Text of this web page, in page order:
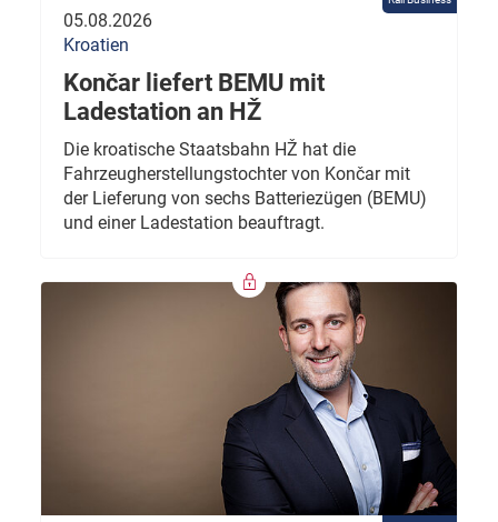
05.08.2026
Kroatien
Končar liefert BEMU mit
Ladestation an HŽ
Die kroatische Staatsbahn HŽ hat die
Fahrzeugherstellungstochter von Končar mit
der Lieferung von sechs Batteriezügen (BEMU)
und einer Ladestation beauftragt.